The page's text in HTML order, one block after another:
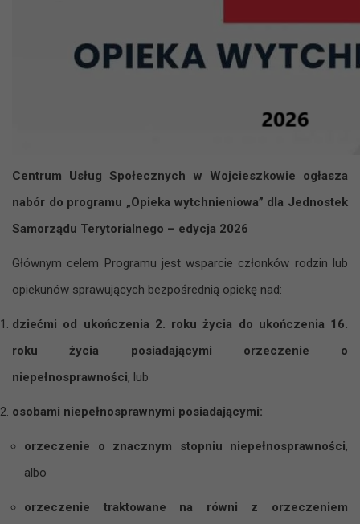
Centrum Usług Społecznych w Wojcieszkowie ogłasza
nabór do programu „Opieka wytchnieniowa” dla Jednostek
Samorządu Terytorialnego – edycja 2026
Głównym celem Programu jest wsparcie członków rodzin lub
opiekunów sprawujących bezpośrednią opiekę nad:
dziećmi od ukończenia 2. roku życia do ukończenia 16.
roku życia posiadającymi orzeczenie o
niepełnosprawności, lub
osobami niepełnosprawnymi posiadającymi:
orzeczenie o znacznym stopniu niepełnosprawności,
albo
orzeczenie traktowane na równi z orzeczeniem